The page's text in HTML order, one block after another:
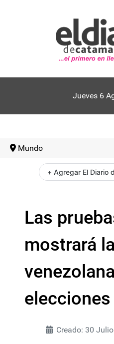
Jueves 6
Mundo
+ Agregar El Diario
Las
mostrará
elecciones
Creado: 30